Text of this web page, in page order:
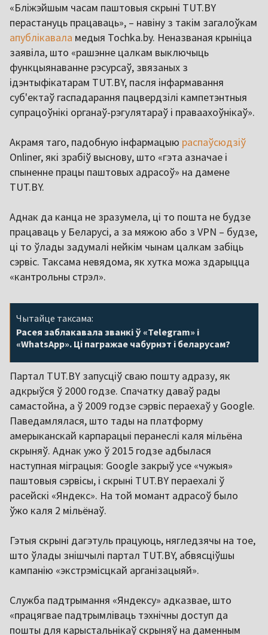
«Бліжэйшым часам паштовыя скрыні TUT.BY
перастануць працаваць», – навіну з такім загалоўкам
апублікавала медыя Tochka.by. Неназваная крыніца
заявіла, што «рашэнне цалкам выключыць
функцыянаванне рэсурсаў, звязаных з
ідэнтыфікатарам TUT.BY, пасля інфармавання
суб'ектаў гаспадарання пацвердзілі кампетэнтныя
супрацоўнікі органаў-рэгулятараў і праваахоўнікаў».
Акрамя таго, падобную інфармацыю распаўсюдзіў
Onliner, які зрабіў выснову, што «гэта азначае і
спыненне працы паштовых адрасоў» на дамене
TUT.BY.
Аднак да канца не зразумела, ці то пошта не будзе
працаваць у Беларусі, а за мяжою або з VPN – будзе,
ці то ўлады задумалі нейкім чынам цалкам забіць
сэрвіс. Таксама невядома, як хутка можа здарыцца
«кантрольны стрэл».
Чытайце таксама:
Расея заблакавала званкі ў «Telegram» і
«WhatsApp». Ці пагражае чабурнэт і беларусам?
Партал TUT.BY запусціў сваю пошту адразу, як
адкрыўся ў 2000 годзе. Спачатку даваў рады
самастойна, а ў 2009 годзе сэрвіс пераехаў у Google.
Паведамлялася, што тады на платформу
амерыканскай карпарацыі перанеслі каля мільёна
скрыняў. Аднак ужо ў 2015 годзе адбылася
наступная міграцыя: Google закрыў усе «чужыя»
паштовыя сэрвісы, і скрыні TUT.BY пераехалі ў
расейскі «Яндекс». На той момант адрасоў было
ўжо каля 2 мільёнаў.
Гэтыя скрыні дагэтуль працуюць, нягледзячы на тое,
што ўлады знішчылі партал TUT.BY, абвясціўшы
кампанію «экстрэмісцкай арганізацыяй».
Служба падтрымання «Яндексу» адказвае, што
«працягвае падтрымліваць тэхнічны доступ да
пошты для карыстальнікаў скрыняў на даменным